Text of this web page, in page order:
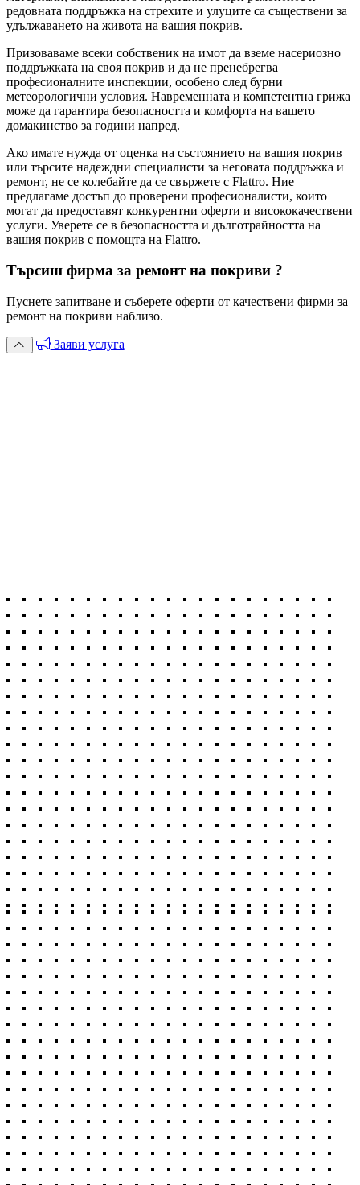
редовната поддръжка на стрехите и улуците са съществени за
удължаването на живота на вашия покрив.
Призоваваме всеки собственик на имот да вземе насериозно
поддръжката на своя покрив и да не пренебрегва
професионалните инспекции, особено след бурни
метеорологични условия. Навременната и компетентна грижа
може да гарантира безопасността и комфорта на вашето
домакинство за години напред.
Ако имате нужда от оценка на състоянието на вашия покрив
или търсите надеждни специалисти за неговата поддръжка и
ремонт, не се колебайте да се свържете с Flattro. Ние
предлагаме достъп до проверени професионалисти, които
могат да предоставят конкурентни оферти и висококачествени
услуги. Уверете се в безопасността и дълготрайността на
вашия покрив с помощта на Flattro.
Търсиш фирма за ремонт на покриви ?
Пуснете запитване и съберете оферти от качествени фирми за
ремонт на покриви наблизо.
Заяви услуга